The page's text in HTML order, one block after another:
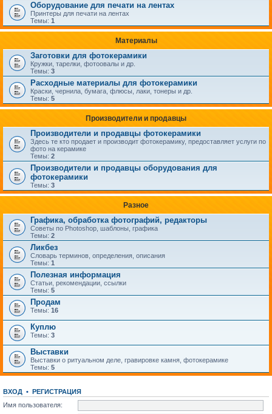
Оборудование для печати на лентах
Принтеры для печати на лентах
Темы: 1
Материалы
Заготовки для фотокерамики
Кружки, тарелки, фотоовалы и др.
Темы: 3
Расходные материалы для фотокерамики
Краски, чернила, бумага, флюсы, лаки, тонеры и др.
Темы: 5
Производители и продавцы
Производители и продавцы фотокерамики
Здесь те кто продает и производит фотокерамику, предоставляет услуги по
фото на керамике
Темы: 2
Производители и продавцы оборудования для
фотокерамики
Темы: 3
Разное
Графика, обработка фотографий, редакторы
Советы по Photoshop, шаблоны, графика
Темы: 2
Ликбез
Словарь терминов, определения, описания
Темы: 1
Полезная информация
Статьи, рекомендации, ссылки
Темы: 5
Продам
Темы: 16
Куплю
Темы: 3
Выставки
Выставки о ритуальном деле, гравировке камня, фотокерамике
Темы: 5
ВХОД • РЕГИСТРАЦИЯ
Имя пользователя: